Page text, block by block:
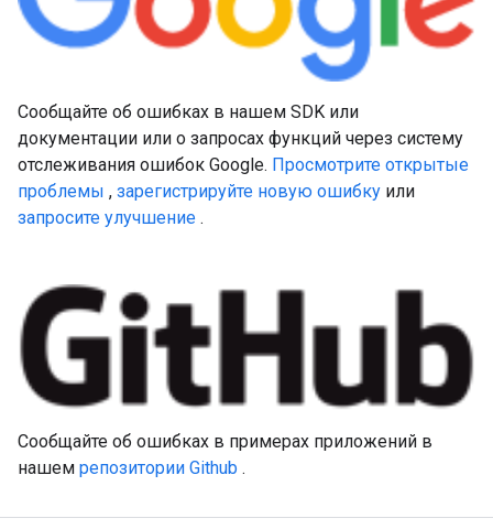
Сообщайте об ошибках в нашем SDK или
документации или о запросах функций через систему
отслеживания ошибок Google. Просмотрите открытые
проблемы , зарегистрируйте новую ошибку или
запросите улучшение .
Сообщайте об ошибках в примерах приложений в
нашем репозитории Github .